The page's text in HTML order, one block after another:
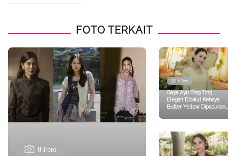
FOTO TERKAIT
8 Foto
6 Foto
Gaya Ayu Ting Ting
Elegan Dibalut Kebaya
Butter Yellow Dipadukan